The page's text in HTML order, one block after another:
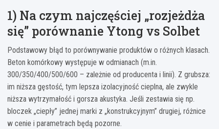
1) Na czym najczęściej „rozjeżdża
się” porównanie Ytong vs Solbet
Podstawowy błąd to porównywanie produktów o różnych klasach.
Beton komórkowy występuje w odmianach (m.in.
300/350/400/500/600 – zależnie od producenta i linii). Z grubsza:
im niższa gęstość, tym lepsza izolacyjność cieplna, ale zwykle
niższa wytrzymałość i gorsza akustyka. Jeśli zestawia się np.
bloczek „ciepły” jednej marki z „konstrukcyjnym” drugiej, różnice
w cenie i parametrach będą pozorne.